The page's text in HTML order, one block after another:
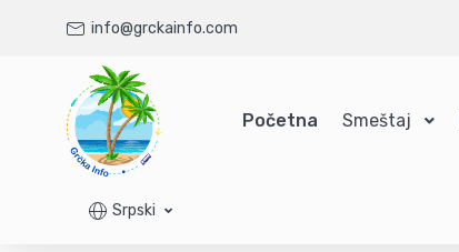
info@grckainfo.com
Početna Smeštaj
Srpski